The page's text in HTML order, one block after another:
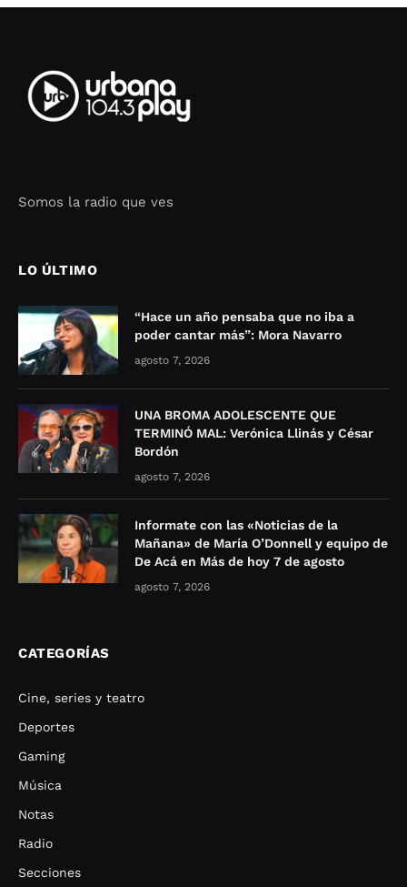
Somos la radio que ves
LO ÚLTIMO
“Hace un año pensaba que no iba a
poder cantar más”: Mora Navarro
agosto 7, 2026
UNA BROMA ADOLESCENTE QUE
TERMINÓ MAL: Verónica Llinás y César
Bordón
agosto 7, 2026
Informate con las «Noticias de la
Mañana» de María O’Donnell y equipo de
De Acá en Más de hoy 7 de agosto
agosto 7, 2026
CATEGORÍAS
Cine, series y teatro
Deportes
Gaming
Música
Notas
Radio
Secciones